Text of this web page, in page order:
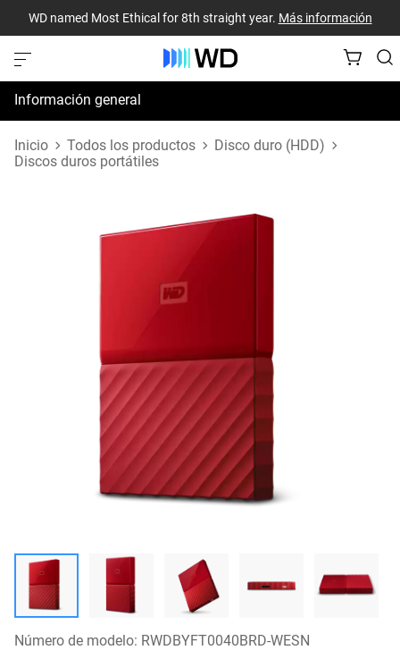
WD named Most Ethical for 8th straight year. Más información
Información general
Especificaciones
Inicio Todos los productos
Disco duro (HDD)
Discos duros portátiles
Número de modelo: RWDBYFT0040BRD-WESN